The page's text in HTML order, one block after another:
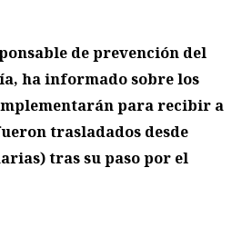
de prevención del
ha informado sobre los
para recibir a
trasladados desde
tras su paso por el